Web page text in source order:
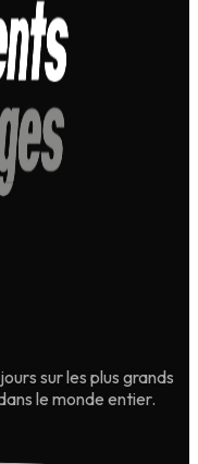
sur les plus grands
le monde entier.